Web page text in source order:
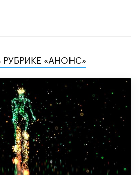
«АНОНС»